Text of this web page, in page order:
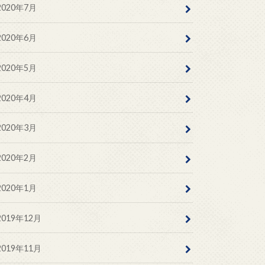
年7月
年6月
年5月
年4月
年3月
年2月
年1月
年12月
年11月